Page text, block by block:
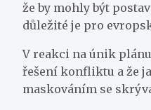
že by mohly být
důležité je pro
V reakci na únik
řešení konfliktu a že
maskováním se